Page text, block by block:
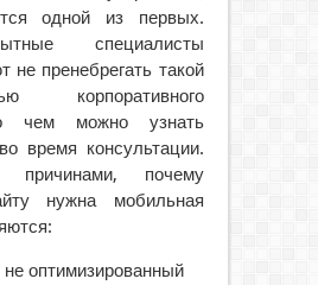
одной из первых.
специалисты
не пренебрегать такой
корпоративного
чем можно узнать
время консультации.
причинами, почему
нужна мобильная
не оптимизированный